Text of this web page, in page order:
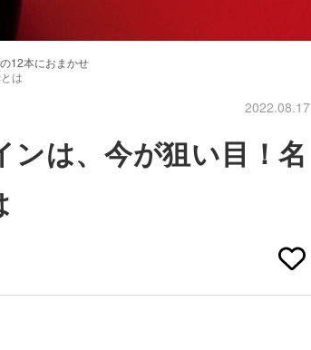
12本におまかせ
は
2022.08.17
は、今が狙い目！名